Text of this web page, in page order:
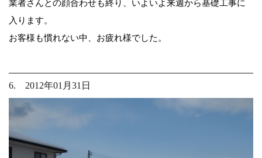
業者さんとの顔合わせも終り、いよいよ来週から基礎工事に
入ります。
お客様も慣れない中、お疲れ様でした。
6. 2012年01月31日